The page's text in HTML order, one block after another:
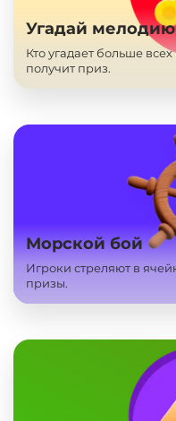
Угадай мелодию
Кто угадает больше
получит приз.
Морской бой
Игроки стреляют в
призы.